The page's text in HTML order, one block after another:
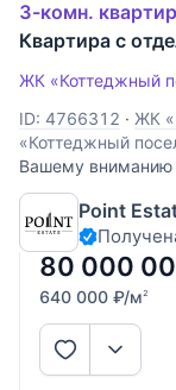
3-комн.
Квартира с
ЖК «Коттеджный
ID: 4766312 · ЖК
«Коттеджный
Вашему вниманию
дизайнерским
светлые
гостиную,
оборудована
Point
80 000
640 000 ₽/м2